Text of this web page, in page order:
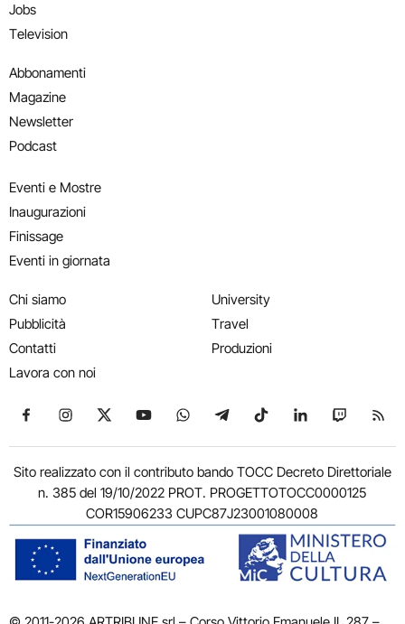
Jobs
Television
Abbonamenti
Magazine
Newsletter
Podcast
Eventi e Mostre
Inaugurazioni
Finissage
Eventi in giornata
Chi siamo
Pubblicità
Contatti
Lavora con noi
University
Travel
Produzioni
Seguici su Facebook
Seguici su Instagram
Seguici su X
Seguici su YouTube
Seguici su WhatsApp
Seguici su Telegram
Seguici su TikTok
Seguici su
Seguici
Sito realizzato con il contributo bando TOCC Decreto Direttoriale
n. 385 del 19/10/2022 PROT. PROGETTOTOCC0000125
COR15906233 CUPC87J23001080008